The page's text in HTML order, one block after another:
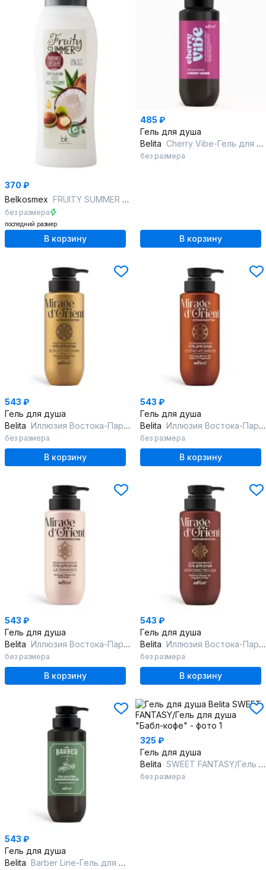
370 ₽
Belkosmex FRUITY SUMMER Крем-гель для душа кокос масло макадамии
без размера
последний размер
В корзину
485 ₽
Гель для душа
Belita Cherry Vibe-Гель для душа
без размера
В корзину
543 ₽
Гель для душа
Belita Иллюзия Востока-Парфюмированный гель для душа "Золото Пустыни"
без размера
В корзину
543 ₽
Гель для душа
Belita Иллюзия Востока-Парфюмированный гель для душа "Султан Ароматов"
без размера
В корзину
543 ₽
Гель для душа
Belita Иллюзия Востока-Парфюмированный гель для душа "Шёлк & Амбра"
без размера
В корзину
543 ₽
Гель для душа
Belita Иллюзия Востока-Парфюмированный гель для душа "Королевство Уда"
без размера
В корзину
543 ₽
Гель для душа
Belita Barber Line-Гель для душа парфюмированный
325 ₽
Гель для душа
Belita SWEET FANTASY/Гель для душа "Бабл-кофе"
без размера